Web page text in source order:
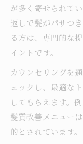
が多く寄せられて
返しで髪がパサつ
る方は、専門的な
イントです。
カウンセリングを
ェックし、最適な
してもらえます。
髪質改善メニュー
的とされています。